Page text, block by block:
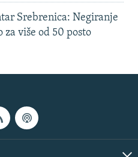
Srebrenica: Negiranje
za više od 50 posto